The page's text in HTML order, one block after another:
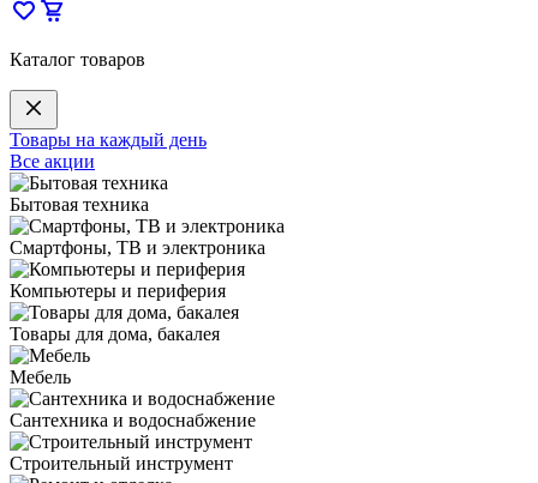
Каталог товаров
Товары на каждый день
Все акции
Бытовая техника
Смартфоны, ТВ и электроника
Компьютеры и периферия
Товары для дома, бакалея
Мебель
Сантехника и водоснабжение
Строительный инструмент